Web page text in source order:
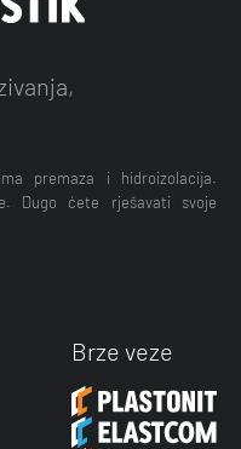
premaza i hidroizolacija.
Dugo ćete rješavati svoje
Brze veze